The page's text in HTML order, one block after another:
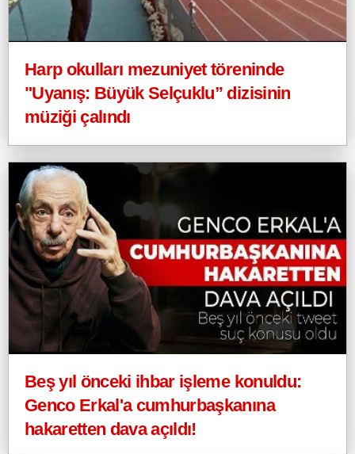
Harp okulları mezuniyet töreninde
"Uyanış: Büyük Selçuklu” dizisinin
müziği çalındı
Beş yıl önceki ihbar işleme konuldu:
Genco Erkal'a cumhurbaşkanına
hakaretten dava açıldı!